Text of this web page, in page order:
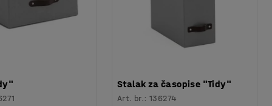
Stalak za časopise "Tidy"
Art. br.:136274